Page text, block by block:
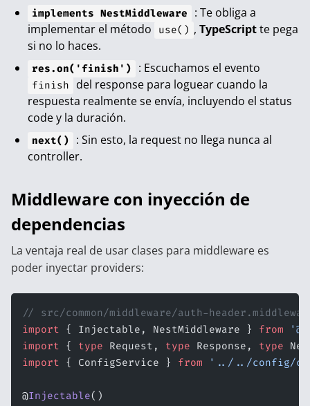
implements NestMiddleware
: Te obliga a
implementar el método
use() , TypeScriptte pega
si no lo haces.
res.on('finish') : Escuchamos el evento
finish
del response para loguear cuando la
respuesta realmente se envía, incluyendo el status
code y la duración.
next()
: Sin esto, la request no llega nunca al
controller.
Middleware con inyección de
dependencias
La ventaja real de usar clases para middleware es
poder inyectar providers:
// src/common/middleware/auth-
import { Injectable, NestMiddleware } from
import { type Request, type Response, type
import { ConfigService } from '../../config/
@Injectable()